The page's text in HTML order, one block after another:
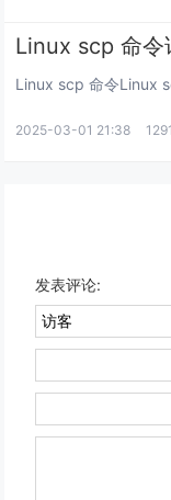
Linux scp 命令
2025-03-01 21:38
发表评论: